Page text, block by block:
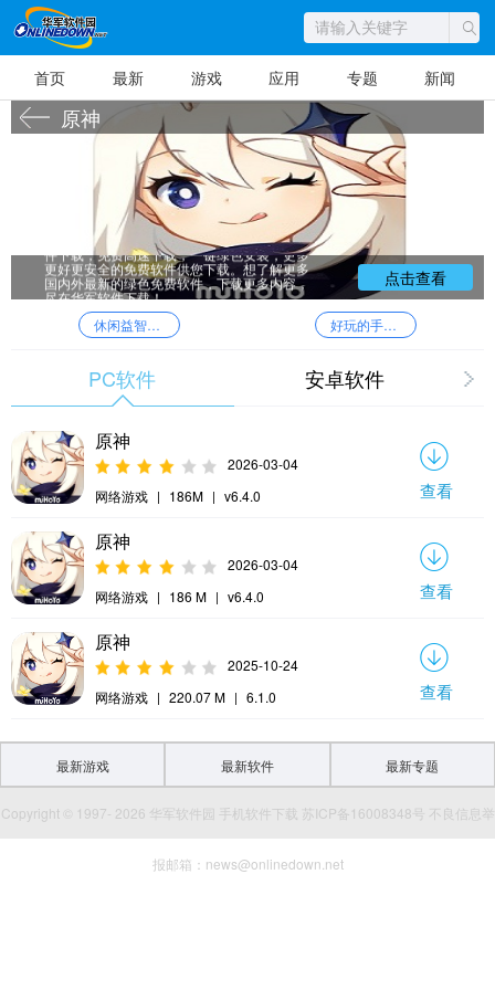
首页 最新 游戏 应用 专题 新闻
原神
下载原神就到华军软件园，这里不仅为您
提供最新版的原神，还为您提供原神的同类软
件下载，免费高速下载，一键绿色安装，更多
更好更安全的免费软件供您下载。想了解更多
国内外最新的绿色免费软件，下载更多内容，
尽在华军软件下载！
点击查看
休闲益智类软件 好玩的手游游戏排行榜
PC软件 安卓软件
原神
2026-03-04
网络游戏 | 186M | v6.4.0 查看
原神
2026-03-04
网络游戏 | 186 M | v6.4.0 查看
原神
2025-10-24
网络游戏 | 220.07 M | 6.1.0 查看
最新游戏 最新软件 最新专题
Copyright © 1997- 2026 华军软件园 手机软件下载 苏ICP备16008348号 不良信息举
报邮箱：news@onlinedown.net